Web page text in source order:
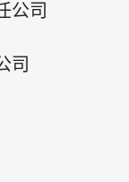
公司
司